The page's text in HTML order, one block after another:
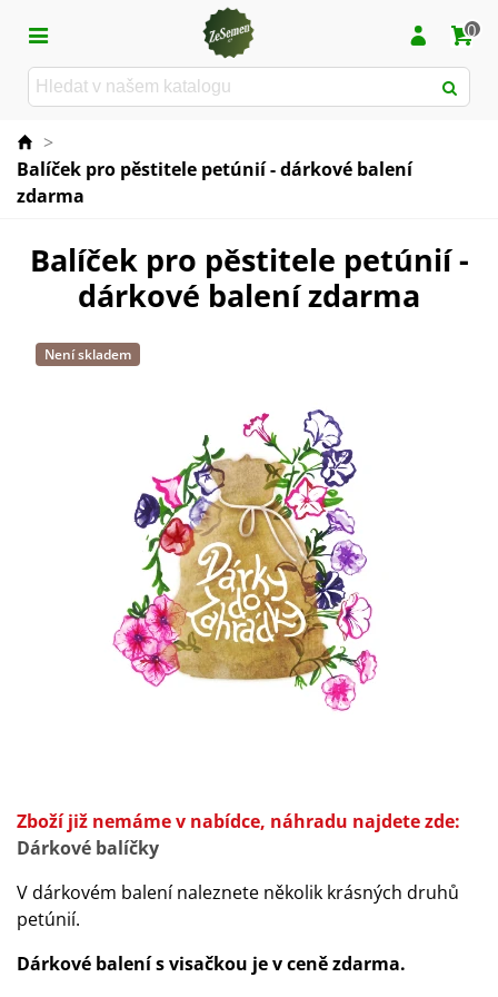
0
>
Balíček pro pěstitele petúnií - dárkové balení
zdarma
Balíček pro pěstitele petúnií -
dárkové balení zdarma
Není skladem
Zboží již nemáme v nabídce, náhradu najdete zde:
Dárkové balíčky
V dárkovém balení naleznete několik krásných druhů
petúnií.
Dárkové balení s visačkou je v ceně zdarma.